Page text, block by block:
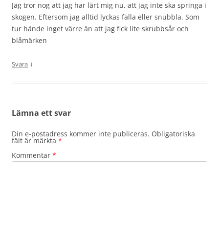
Jag tror nog att jag har lärt mig nu, att jag inte ska springa i
skogen. Eftersom jag alltid lyckas falla eller snubbla. Som
tur hände inget värre än att jag fick lite skrubbsår och
blåmärken
Svara ↓
Lämna ett svar
Din e-postadress kommer inte publiceras. Obligatoriska
fält är märkta *
Kommentar *